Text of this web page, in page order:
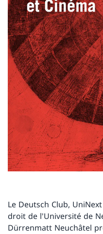
Le Deutsch Club,
droit de l'Université de
Dürrenmatt Neuchâtel